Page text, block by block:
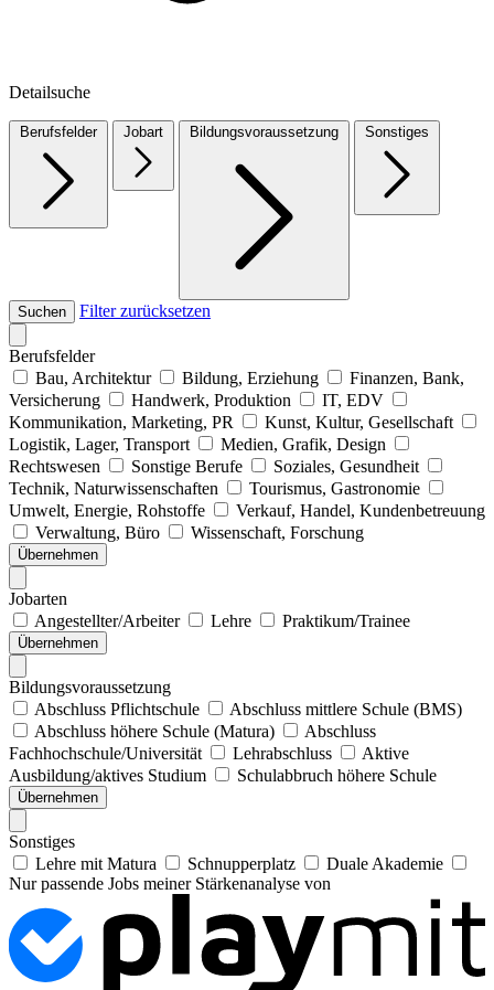
Detailsuche
Berufsfelder Jobart Bildungsvoraussetzung Sonstiges
Suchen Filter zurücksetzen
Berufsfelder
Bau, Architektur
Bildung, Erziehung
Finanzen, Bank,
Versicherung
Handwerk, Produktion
IT, EDV
Kommunikation, Marketing, PR
Kunst, Kultur, Gesellschaft
Logistik, Lager, Transport
Medien, Grafik, Design
Rechtswesen
Sonstige Berufe
Soziales, Gesundheit
Technik, Naturwissenschaften
Tourismus, Gastronomie
Umwelt, Energie, Rohstoffe
Verkauf, Handel, Kundenbetreuung
Verwaltung, Büro
Wissenschaft, Forschung
Übernehmen
Jobarten
Angestellter/Arbeiter
Lehre Praktikum/Trainee
Übernehmen
Bildungsvoraussetzung
Abschluss Pflichtschule
Abschluss mittlere Schule (BMS)
Abschluss höhere Schule (Matura)
Abschluss
Fachhochschule/Universität
Lehrabschluss
Aktive
Ausbildung/aktives Studium
Schulabbruch höhere Schule
Übernehmen
Sonstiges
Lehre mit Matura
Schnupperplatz
Duale Akademie
Nur passende Jobs meiner Stärkenanalyse von